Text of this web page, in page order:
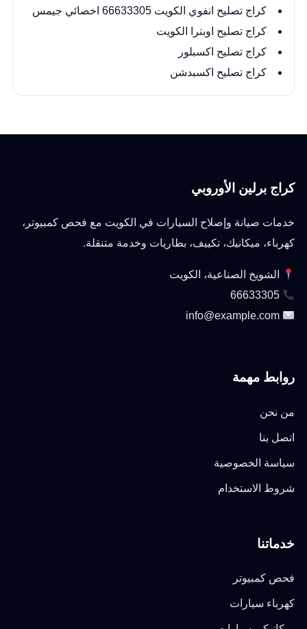
كراج تصليح انفوي الكويت 66633305 اخصائي جيمس
كراج تصليح اوبترا الكويت
كراج تصليح اكسبلور
كراج تصليح اكسبدشن
كراج برلين الأوروبي
خدمات صيانة وإصلاح السيارات في الكويت مع فحص كمبيوتر،
كهرباء، ميكانيك، تكييف، بطاريات وخدمة متنقلة.
الشويخ الصناعية، الكويت
66633305
info@example.com
روابط مهمة
من نحن
اتصل بنا
سياسة الخصوصية
شروط الاستخدام
خدماتنا
فحص كمبيوتر
كهرباء سيارات